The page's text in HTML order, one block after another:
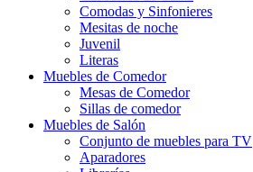
Comodas y Sinfonieres
Mesitas de noche
Juvenil
Literas
Muebles de Comedor
Mesas de Comedor
Sillas de comedor
Muebles de Salón
Conjunto de muebles para TV
Aparadores